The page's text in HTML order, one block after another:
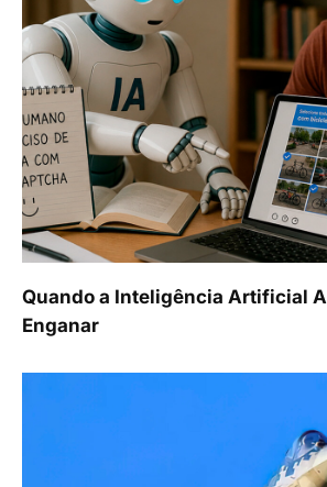
Quando a Inteligência Artificial
Enganar